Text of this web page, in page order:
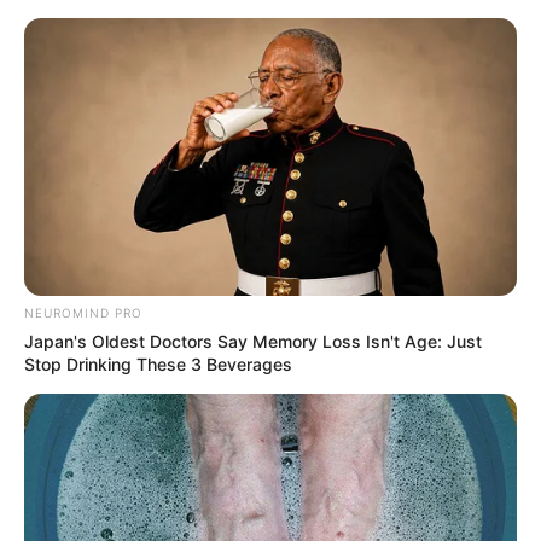
SPORTS MATRIMONY ENTERTAINMENT
‘ഇന്നൊവേഷന്‍ ഇന്ത്യയുടെ
ഡിഎന്‍എയില്‍; ലോകത്തിന്
പരിഹാരങ്ങള്‍ നല്‍കുന്ന
രാജ്യമായി ഭാരതം മാറി’; ഭാരത്
ഇന്നൊവേറ്റ്സ് വേദിയില്‍
പ്രധാനമന്ത്രി നരേന്ദ്ര മോദി
NEUROMIND PRO
Japan's Oldest Doctors Say Memory Loss Isn't Age: Just
Stop Drinking These 3 Beverages